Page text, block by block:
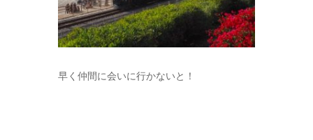
早く仲間に会いに行かないと！